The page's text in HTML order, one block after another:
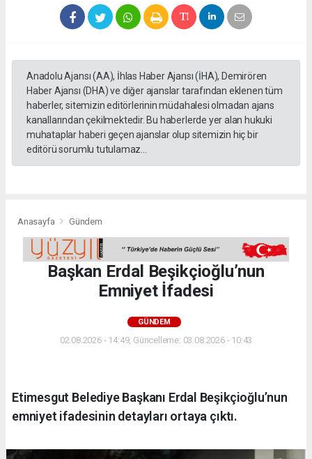
Anadolu Ajansı (AA), İhlas Haber Ajansı (İHA), Demirören
Haber Ajansı (DHA) ve diğer ajanslar tarafından eklenen tüm
haberler, sitemizin editörlerinin müdahalesi olmadan ajans
kanallarından çekilmektedir. Bu haberlerde yer alan hukuki
muhataplar haberi geçen ajanslar olup sitemizin hiç bir
editörü sorumlu tutulamaz...
Anasayfa Gündem
Başkan Erdal Beşikçioğlu’nun
Emniyet İfadesi
GÜNDEM
02.08.2026 - 14:49, Güncelleme: 03.08.2026 - 10:43
Etimesgut Belediye Başkanı Erdal Beşikçioğlu’nun
emniyet ifadesinin detayları ortaya çıktı.